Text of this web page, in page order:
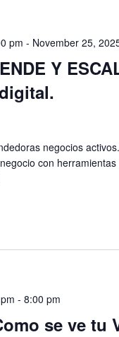
Y
pm - November 25,
negocios
con
se ve tu
- 8:00 pm